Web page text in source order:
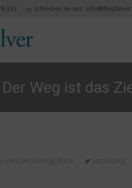
333 Schreiben Sie uns :
Weg ist das
vom Jakobsweg, Reise Jakobsweg